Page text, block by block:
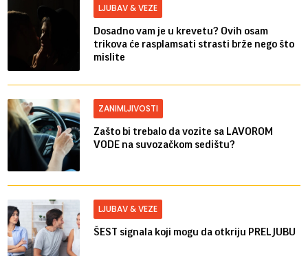
LJUBAV & VEZE
Dosadno vam je u krevetu? Ovih osam
trikova će rasplamsati strasti brže nego što
mislite
ZANIMLJIVOSTI
Zašto bi trebalo da vozite sa LAVOROM
VODE na suvozačkom sedištu?
LJUBAV & VEZE
ŠEST signala koji mogu da otkriju PRELJUBU